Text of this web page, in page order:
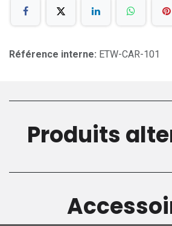
Référence interne: ETW-CAR-101
Produits